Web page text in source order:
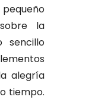
la
sencillo
alegría
tiempo.